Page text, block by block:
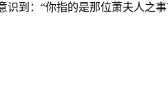
到：“你指的是那位萧夫人之事